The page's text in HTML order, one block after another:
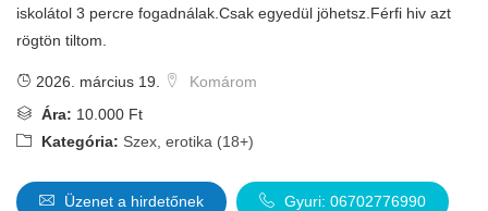
iskolátol 3 percre fogadnálak.Csak egyedül jöhetsz.Férfi hiv azt
rögtön tiltom.
2026. március 19.
Komárom
Ára: 10.000 Ft
Kategória: Szex, erotika (18+)
Üzenet a hirdetőnek Gyuri: 06702776990